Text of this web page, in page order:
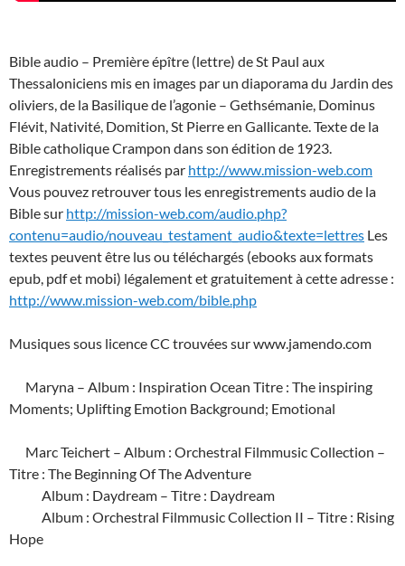
Bible audio – Première épître (lettre) de St Paul aux
Thessaloniciens mis en images par un diaporama du Jardin des
oliviers, de la Basilique de l’agonie – Gethsémanie, Dominus
Flévit, Nativité, Domition, St Pierre en Gallicante. Texte de la
Bible catholique Crampon dans son édition de 1923.
Enregistrements réalisés par http://www.mission-web.com
Vous pouvez retrouver tous les enregistrements audio de la
Bible sur http://mission-web.com/audio.php?
contenu=audio/nouveau_testament_audio&texte=lettres Les
textes peuvent être lus ou téléchargés (ebooks aux formats
epub, pdf et mobi) légalement et gratuitement à cette adresse :
http://www.mission-web.com/bible.php
Musiques sous licence CC trouvées sur www.jamendo.com
Maryna – Album : Inspiration Ocean Titre : The inspiring
Moments; Uplifting Emotion Background; Emotional
Marc Teichert – Album : Orchestral Filmmusic Collection –
Titre : The Beginning Of The Adventure
Album : Daydream – Titre : Daydream
Album : Orchestral Filmmusic Collection II – Titre : Rising
Hope